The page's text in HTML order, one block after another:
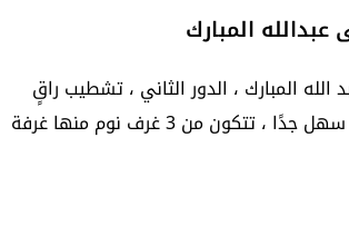
المبارك
المبارك ، الدور الثاني ، تشطيب راقٍ
جدًا ، مدخل ومخرج سهل جدًا ، تتكون من 3 غرف نوم منها غرفة